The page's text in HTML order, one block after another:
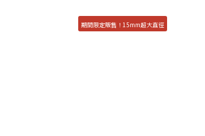
期間限定販售！15mm超大直徑